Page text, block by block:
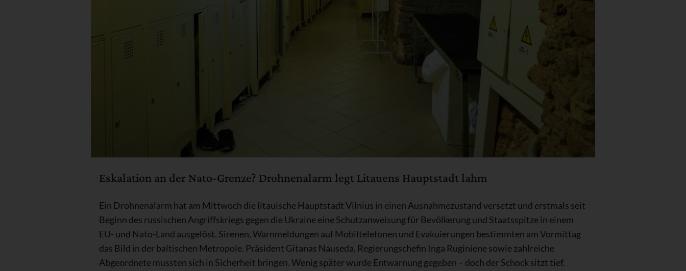
Eskalation an der Nato-Grenze? Drohnenalarm legt Litauens Hauptstadt lahm
Ein Drohnenalarm hat am Mittwoch die litauische Hauptstadt Vilnius in einen Ausnahmezustand versetzt und erstmals seit
Beginn des russischen Angriffskriegs gegen die Ukraine eine Schutzanweisung für Bevölkerung und Staatsspitze in einem
EU- und Nato-Land ausgelöst. Sirenen, Warnmeldungen auf Mobiltelefonen und Evakuierungen bestimmten am Vormittag
das Bild in der baltischen Metropole. Präsident Gitanas Nauseda, Regierungschefin Inga Ruginiene sowie zahlreiche
Abgeordnete mussten sich in Sicherheit bringen. Wenig später wurde Entwarnung gegeben – doch der Schock sitzt tief.